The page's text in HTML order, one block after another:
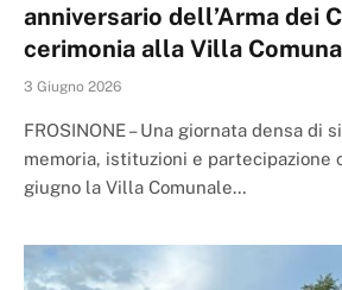
anniversario dell’Arma dei
cerimonia alla Villa
3 Giugno 2026
FROSINONE – Una giornata densa di
memoria, istituzioni e partecipazione
giugno la Villa Comunale…